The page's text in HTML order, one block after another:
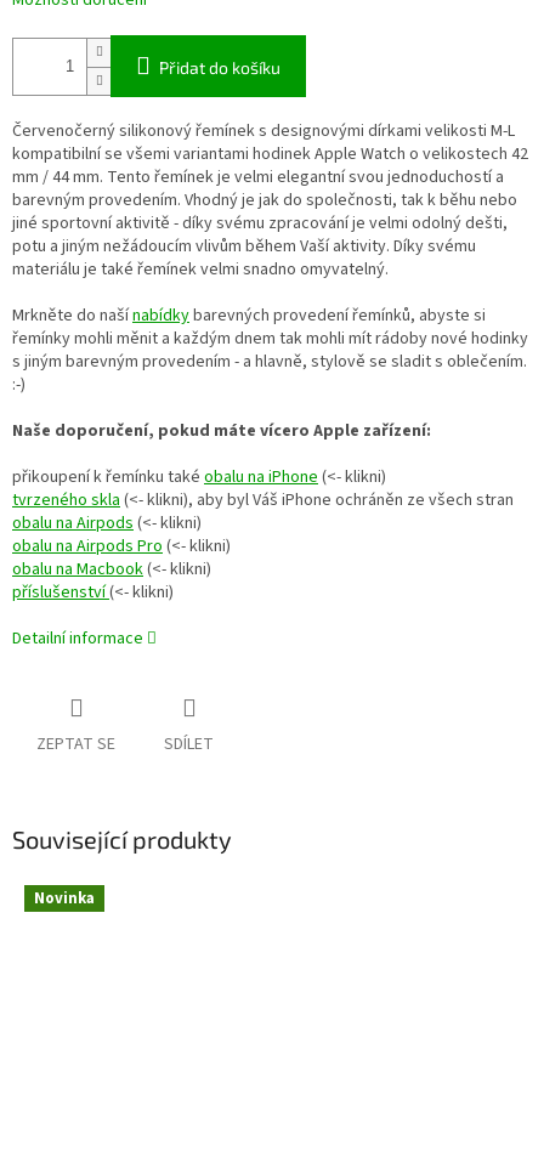
Přidat do košíku
Červenočerný silikonový řemínek s designovými dírkami velikosti M-L
kompatibilní se všemi variantami hodinek Apple Watch o velikostech 42
mm / 44 mm. Tento řemínek je velmi elegantní svou jednoduchostí a
barevným provedením. Vhodný je jak do společnosti, tak k běhu nebo
jiné sportovní aktivitě - díky svému zpracování je velmi odolný dešti,
potu a jiným nežádoucím vlivům během Vaší aktivity. Díky svému
materiálu je také řemínek velmi snadno omyvatelný.
Mrkněte do našínabídkybarevných provedení řemínků, abyste si
řemínky mohli měnit a každým dnem tak mohli mít rádoby nové hodinky
s jiným barevným provedením - a hlavně, stylově se sladit s oblečením.
:-)
Naše doporučení, pokud máte vícero Apple zařízení:
přikoupení k řemínku také obalu na iPhone(<- klikni)
tvrzeného skla(<- klikni), aby byl Váš iPhone ochráněn ze všech stran
obalu na Airpods(<- klikni)
obalu na Airpods Pro(<- klikni)
obalu na Macbook(<- klikni)
příslušenství(<- klikni)
Detailní informace
ZEPTAT SE SDÍLET
Související produkty
Novinka